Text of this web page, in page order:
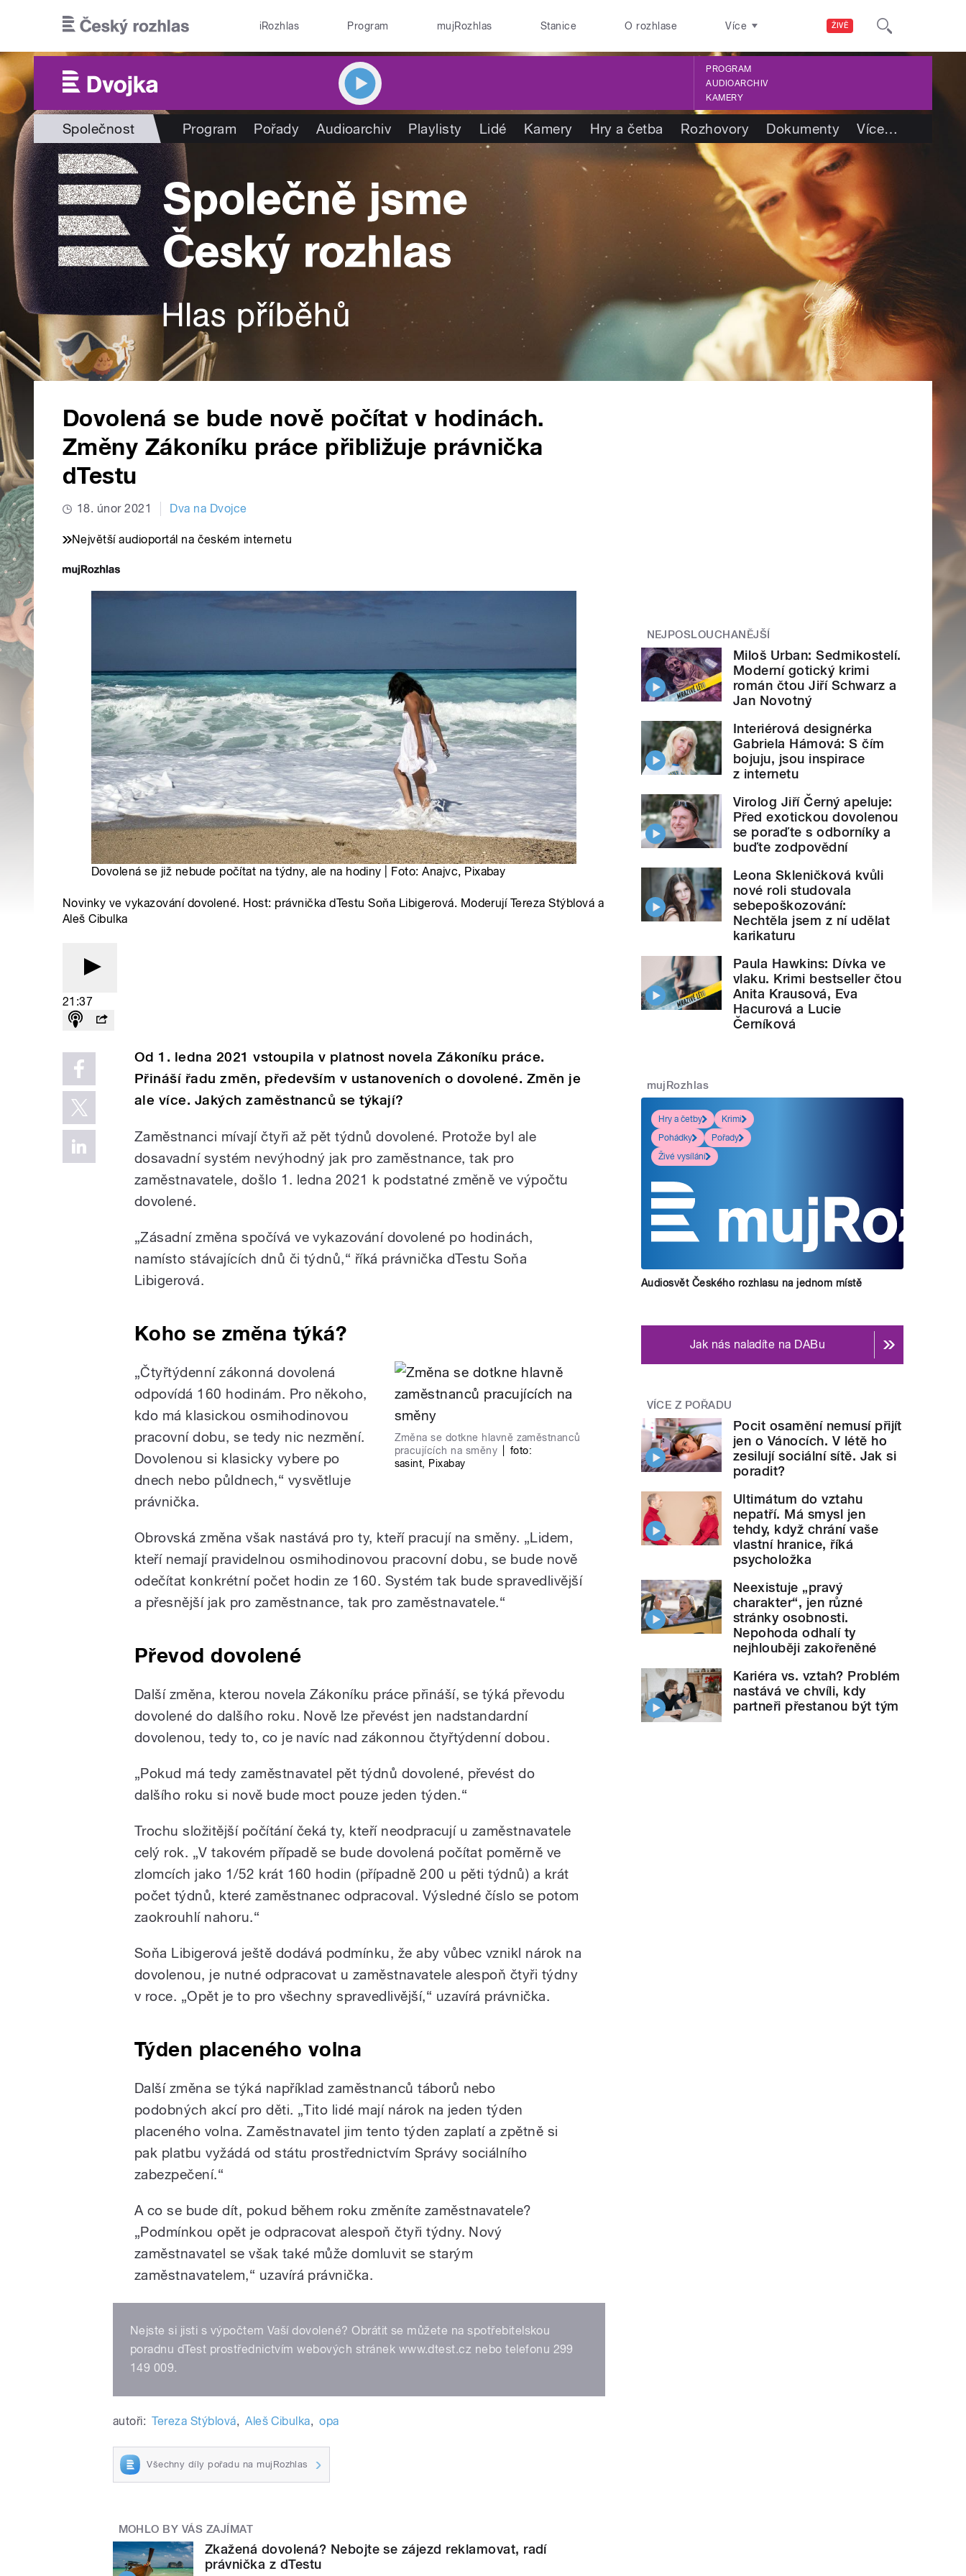
ŽIVĚ
iRozhlas Program mujRozhlas Stanice O rozhlase Více
PROGRAM
AUDIOARCHIV
KAMERY
Společnost Program Pořady Audioarchiv Playlisty Lidé Kamery Hry a četba Rozhovory Dokumenty Více…
Dovolená se bude nově počítat v hodinách.
Změny Zákoníku práce přibližuje právnička
dTestu
18. únor 2021 Dva na Dvojce
Největší audioportál na českém internetu
Dovolená se již nebude počítat na týdny, ale na hodiny | Foto: Anajvc, Pixabay
Novinky ve vykazování dovolené. Host: právnička dTestu Soňa Libigerová. Moderují Tereza Stýblová a
Aleš Cibulka
21:37
Od 1. ledna 2021 vstoupila v platnost novela Zákoníku práce.
Přináší řadu změn, především v ustanoveních o dovolené. Změn je
ale více. Jakých zaměstnanců se týkají?
Zaměstnanci mívají čtyři až pět týdnů dovolené. Protože byl ale
dosavadní systém nevýhodný jak pro zaměstnance, tak pro
zaměstnavatele, došlo 1. ledna 2021 k podstatné změně ve výpočtu
dovolené.
„Zásadní změna spočívá ve vykazování dovolené po hodinách,
namísto stávajících dnů či týdnů,“ říká právnička dTestu Soňa
Libigerová.
Koho se změna týká?
Změna se dotkne hlavně zaměstnanců
pracujících na směny
foto:
sasint, Pixabay
„Čtyřtýdenní zákonná dovolená
odpovídá 160 hodinám. Pro někoho,
kdo má klasickou osmihodinovou
pracovní dobu, se tedy nic nezmění.
Dovolenou si klasicky vybere po
dnech nebo půldnech,“ vysvětluje
právnička.
Obrovská změna však nastává pro ty, kteří pracují na směny. „Lidem,
kteří nemají pravidelnou osmihodinovou pracovní dobu, se bude nově
odečítat konkrétní počet hodin ze 160. Systém tak bude spravedlivější
a přesnější jak pro zaměstnance, tak pro zaměstnavatele.“
Převod dovolené
Další změna, kterou novela Zákoníku práce přináší, se týká převodu
dovolené do dalšího roku. Nově lze převést jen nadstandardní
dovolenou, tedy to, co je navíc nad zákonnou čtyřtýdenní dobou.
„Pokud má tedy zaměstnavatel pět týdnů dovolené, převést do
dalšího roku si nově bude moct pouze jeden týden.“
Trochu složitější počítání čeká ty, kteří neodpracují u zaměstnavatele
celý rok. „V takovém případě se bude dovolená počítat poměrně ve
zlomcích jako 1/52 krát 160 hodin (případně 200 u pěti týdnů) a krát
počet týdnů, které zaměstnanec odpracoval. Výsledné číslo se potom
zaokrouhlí nahoru.“
Soňa Libigerová ještě dodává podmínku, že aby vůbec vznikl nárok na
dovolenou, je nutné odpracovat u zaměstnavatele alespoň čtyři týdny
v roce. „Opět je to pro všechny spravedlivější,“ uzavírá právnička.
Týden placeného volna
Další změna se týká například zaměstnanců táborů nebo
podobných akcí pro děti. „Tito lidé mají nárok na jeden týden
placeného volna. Zaměstnavatel jim tento týden zaplatí a zpětně si
pak platbu vyžádá od státu prostřednictvím Správy sociálního
zabezpečení.“
A co se bude dít, pokud během roku změníte zaměstnavatele?
„Podmínkou opět je odpracovat alespoň čtyři týdny. Nový
zaměstnavatel se však také může domluvit se starým
zaměstnavatelem,“ uzavírá právnička.
Nejste si jisti s výpočtem Vaší dovolené? Obrátit se můžete na spotřebitelskou
poradnu dTest prostřednictvím webových stránek www.dtest.cz nebo telefonu 299
149 009.
autoři: Tereza Stýblová, Aleš Cibulka, opa
Všechny díly pořadu na mujRozhlas
MOHLO BY VÁS ZAJÍMAT
Zkažená dovolená? Nebojte se zájezd reklamovat, radí
právnička z dTestu
NEJPOSLOUCHANĚJŠÍ
Miloš Urban: Sedmikostelí.
Moderní gotický krimi
román čtou Jiří Schwarz a
Jan Novotný
Interiérová designérka
Gabriela Hámová: S čím
bojuju, jsou inspirace
z internetu
Virolog Jiří Černý apeluje:
Před exotickou dovolenou
se poraďte s odborníky a
buďte zodpovědní
Leona Skleničková kvůli
nové roli studovala
sebepoškozování:
Nechtěla jsem z ní udělat
karikaturu
Paula Hawkins: Dívka ve
vlaku. Krimi bestseller čtou
Anita Krausová, Eva
Hacurová a Lucie
Černíková
mujRozhlas
Hry a četby
Krimi
Pohádky
Pořady
Živé vysílání
Audiosvět Českého rozhlasu na jednom místě
Jak nás naladíte na DABu
VÍCE Z POŘADU
Pocit osamění nemusí přijít
jen o Vánocích. V létě ho
zesilují sociální sítě. Jak si
poradit?
Ultimátum do vztahu
nepatří. Má smysl jen
tehdy, když chrání vaše
vlastní hranice, říká
psycholožka
Neexistuje „pravý
charakter“, jen různé
stránky osobnosti.
Nepohoda odhalí ty
nejhlouběji zakořeněné
Kariéra vs. vztah? Problém
nastává ve chvíli, kdy
partneři přestanou být tým